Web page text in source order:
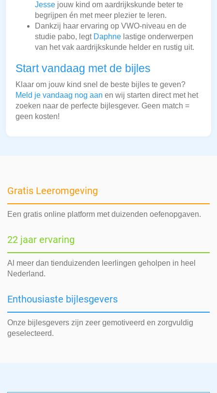
Jesse jouw kind om aardrijkskunde beter te
begrijpen én met meer plezier te leren.
Dankzij haar ervaring op VWO-niveau en de
studie pabo, legt Daphne lastige onderwerpen
van het vak aardrijkskunde helder en rustig uit.
Start vandaag met de bijles
Klaar om jouw kind snel de beste bijles te geven?
Meld je vandaag nog aan en wij starten direct met het
zoeken naar de perfecte bijlesgever. Geen match =
geen kosten!
Gratis Leeromgeving
Een gratis online platform met duizenden oefenopgaven.
22 jaar ervaring
Al meer dan tienduizenden leerlingen geholpen in heel
Nederland.
Enthousiaste bijlesgevers
Onze bijlesgevers zijn zeer gemotiveerd en zorgvuldig
geselecteerd.